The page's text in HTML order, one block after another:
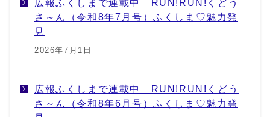
広報ふくしまで連載中 RUN!RUN!くどう
さ～ん（令和8年7月号）ふくしま♡魅力発
見
2026年7月1日
広報ふくしまで連載中 RUN!RUN!くどう
さ～ん（令和8年6月号）ふくしま♡魅力発